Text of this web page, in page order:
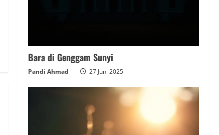
Bara di Genggam Sunyi
Pandi Ahmad 27 Juni 2025